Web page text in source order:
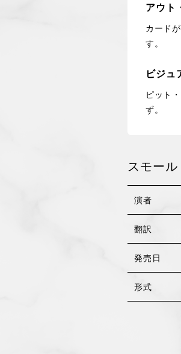
アウト
カード
す。
ビジュ
ピット
ず。
スモー
演者
翻訳
発売日
形式